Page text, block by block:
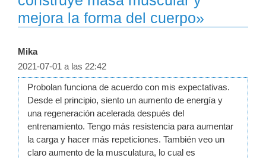
mejora la forma del cuerpo»
Mika
2021-07-01 a las 22:42
Probolan funciona de acuerdo con mis expectativas.
Desde el principio, siento un aumento de energía y
una regeneración acelerada después del
entrenamiento. Tengo más resistencia para aumentar
la carga y hacer más repeticiones. También veo un
claro aumento de la musculatura, lo cual es